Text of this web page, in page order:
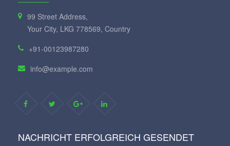
99 Street Address,
Your City, LKG 778569, Country
+91-00123987280
info@example.com
NACHRICHT ERFOLGREICH GESENDET